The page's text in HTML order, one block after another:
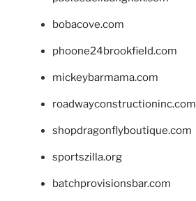
bobacove.com
phoone24brookfield.com
mickeybarmama.com
roadwayconstructioninc.com
shopdragonflyboutique.com
sportszilla.org
batchprovisionsbar.com